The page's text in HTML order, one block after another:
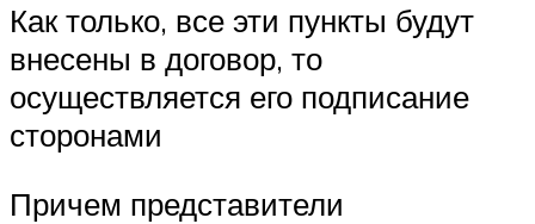
Как только, все эти пункты будут
внесены в договор, то
осуществляется его подписание
сторонами
Причем представители